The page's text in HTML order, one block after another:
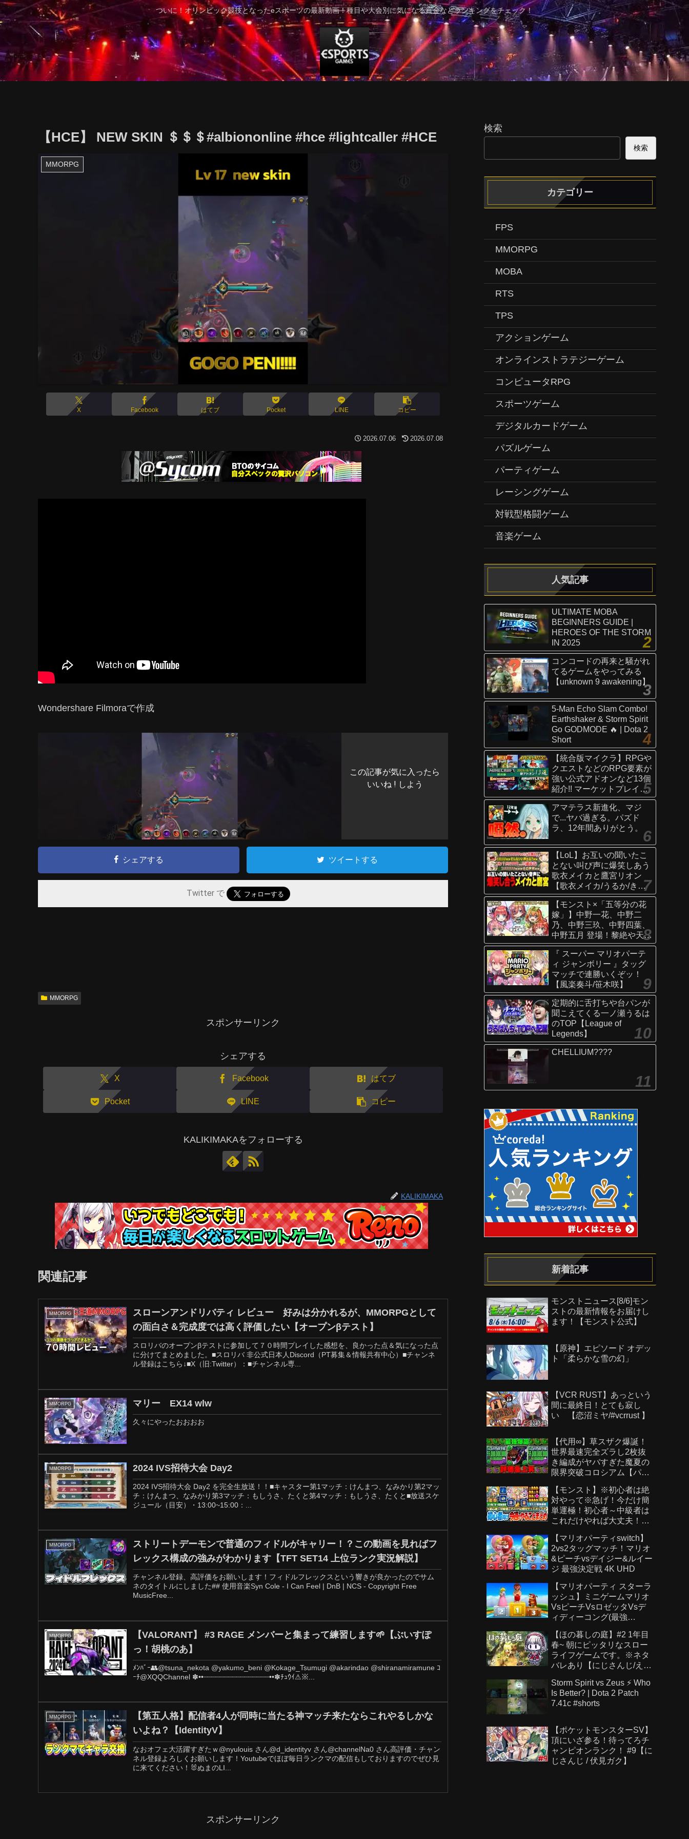
ついに！オリンピック競技となったeスポーツの最新動画！種目や大会別に気になる賞金などランキングをチェック！
【HCE】 NEW SKIN ＄＄＄#albiononline #hce #lightcaller #HCE
MMORPG
X Facebook はてブ Pocket LINE コピー
2026.07.06 2026.07.08
Wondershare Filmoraで作成
この記事が気に入ったら
いいね ! しよう
シェアする ツイートする
Twitter で
MMORPG
スポンサーリンク
シェアする
X Facebook はてブ
Pocket LINE コピー
KALIKIMAKAをフォローする
KALIKIMAKA
関連記事
MMORPG
スローンアンドリバティ レビュー 好みは分かれるが、MMORPGとして
の面白さ＆完成度では高く評価したい【オープンβテスト】
スロリバのオープンβテストに参加して７０時間プレイした感想を、良かった点＆気になった点
に分けてまとめました。■スロリバ 非公式日本人Discord（PT募集＆情報共有中心）■チャンネ
ル登録はこちら↓■X（旧:Twitter）：■チャンネル専...
MMORPG マリー EX14 wlw
久々にやったおおおお
MMORPG 2024 IVS招待大会 Day2
2024 IVS招待大会 Day2 を完全生放送！！■キャスター第1マッチ：けんまつ、なみかり第2マッ
チ：けんまつ、なみかり第3マッチ：もしうさ、たくと第4マッチ：もしうさ、たくと■放送スケ
ジュール（目安）・13:00​​~15:00​​：...
MMORPG
ストリートデーモンで普通のフィドルがキャリー！？この動画を見ればフ
レックス構成の強みがわかります【TFT SET14 上位ランク実況解説】
チャンネル登録、高評価をお願いします！フィドルフレックスという響きが良かったのでサム
ネのタイトルにしました## 使用音楽Syn Cole - I Can Feel | DnB | NCS - Copyright Free
MusicFree...
MMORPG
【VALORANT】 #3 RAGE メンバーと集まって練習します🌱【ぶいすぽ
っ！胡桃のあ】
ﾒﾝﾊﾞｰ👥@tsuna_nekota @yakumo_beni @Kokage_Tsumugi @akarindao @shiranamiramune ｺ
ｰﾁ@XQQChannel ✽••┈┈┈┈┈┈┈┈┈┈┈┈┈┈┈┈••✽ﾁｭｳｲ⚠※...
MMORPG
【第五人格】配信者4人が同時に当たる神マッチ来たならこれやるしかな
いよね？【IdentityV】
なおオフェ大活躍すぎたｗ@nyulouis さん@d_identityv さん@channelNa0 さん高評価・チャン
ネル登録よろしくお願いします！Youtubeでほぼ毎日ランクマの配信もしておりますのでぜひ見
に来てください！🐰ぬまのLI...
スポンサーリンク
検索
検索
カテゴリー
FPS
MMORPG
MOBA
RTS
TPS
アクションゲーム
オンラインストラテジーゲーム
コンピュータRPG
スポーツゲーム
デジタルカードゲーム
パズルゲーム
パーティゲーム
レーシングゲーム
対戦型格闘ゲーム
音楽ゲーム
人気記事
ULTIMATE MOBA
BEGINNERS GUIDE |
HEROES OF THE STORM
IN 2025
コンコードの再来と騒がれ
てるゲームをやってみる
【unknown 9 awakening】
5-Man Echo Slam Combo!
Earthshaker & Storm Spirit
Go GODMODE 🔥 | Dota 2
Short
【統合版マイクラ】RPGや
クエストなどのRPG要素が
強い公式アドオンなど13個
紹介!! マーケットプレイス
情報
【Switch/Win10/PE/PS/Xb
ox】
アマテラス新進化、マジ
で...ヤバ過ぎる。パズド
ラ、12年間ありがとう。
【LoL】お互いの聞いたこ
とない叫び声に爆笑しあう
歌衣メイカと鷹宮リオン
【歌衣メイカ/うるか/きな
こ/ありさか/鷹宮リオン】
【モンスト×「五等分の花
嫁」】中野一花、中野二
乃、中野三玖、中野四葉、
中野五月 登場！黎絶や天魔
の孤城〜空中庭園〜などで
活躍！オリジナルSSにも注
目！【新キャラ使ってみた
｜モンスト公式】
『 スーパー マリオパーテ
ィ ジャンボリー 』タッグ
マッチで連勝いくぞッ！
【風楽奏斗/笹木咲】
定期的に舌打ちや台パンが
聞こえてくる一ノ瀬うるは
のTOP【League of
Legends】
CHELLIUM????
新着記事
モンストニュース[8/6]モン
ストの最新情報をお届けし
ます！【モンスト公式】
【原神】エピソード オデッ
ト「柔らかな雪の幻」
【VCR RUST】あっという
間に最終日！とても寂し
い 【恋沼ミヤ/#vcrrust 】
【代用∞】草スザク爆誕！
世界最速完全ズラし2枚抜
き編成がヤバすぎた魔夏の
限界突破コロシアム【パズ
【モンスト】※初心者は絶
対やって※急げ！今だけ簡
単運極！初心者～中級者は
これだけやれば大丈夫！作
い運極を見逃すな！【モン
スト夏休み2026】へっぽこ
ストライカー
【マリオパーティswitch】
2vs2タッグマッチ！マリオ
&ピーチvsデイジー&ルイー
ジ 最強決定戦 4K UHD
【マリオパーティ スターラ
ッシュ】ミニゲームマリオ
VsピーチVsロゼッタVsデ
ィディーコング(最強
【ほの暮しの庭】#2 1年目
春~ 朝にピッタリなスロー
ライフゲームです。※ネタ
バレあり【にじさんじ/え
Storm Spirit vs Zeus ⚡ Who
Is Better? | Dota 2 Patch
7.41c #shorts
【ポケットモンスターSV】
頂にいざ参る！待ってろチ
ャンピオンランク！ #9【に
じさんじ / 伏見ガク】